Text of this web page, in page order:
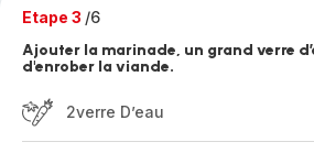
Etape 3 /6
Ajouter la marinade, un grand verre
d'enrober la viande.
2verre D’eau